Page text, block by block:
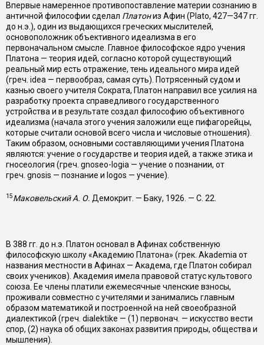
Впервые намеренное противопоставление материи сознанию в
античной философии сделал Платониз Афин (Plato, 427—347 гг.
до н.э.), один из вы­дающихся греческих мыслителей,
основоположник объективного идеализма в его
первоначальном смысле. Главное философское ядро учения
Платона — те­ория идей, согласно которой существующий
реальный мир есть отражение, тень идеального мира идей
(греч. idea — первообраз, самая суть). Потрясен­ный судом и
казнью своего учителя Сократа, Платон направил все усилия на
разработку проекта справедливого государственного
устройства и в результа­те создал философию объективного
идеализма (начала этого учения заложили еще пифагорейцы,
которые считали основой всего числа и числовые отноше­ния).
Таким образом, основными составляющими учения Платона
являются: учение о государстве и теория идей, а также этика и
гносеология (греч. gnoseo- logia — учение о познании, от
греч. gnosis — познание и logos — учение).
15Маковельский А. О. Демокрит. — Баку, 1926. — С. 22.
В 388 гг. до н.э. Платон основал в Афинах собственную
философскую школу «Академию Платона» (грек. Akademia от
названия местности в Афи­нах — Академа, где Платон собирал
своих учеников). Академия имела право­вой статус культового
союза. Ее члены платили ежемесячные членские взно­сы,
проживали совместно с учителями и занимались главным
образом матема­тикой и построенной на ней своеобразной
диалектикой (греч. dialektike — (1) первонач. — искусство вести
спор, (2) наука об общих законах развития природы, общества и
мышления).